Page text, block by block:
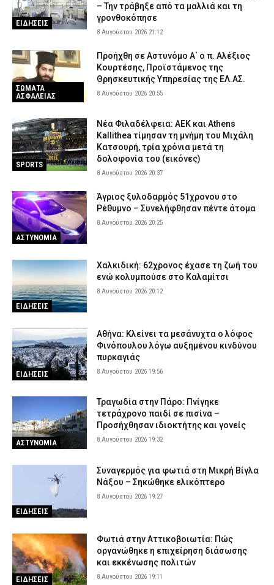
ΕΙΔΗΣΕΙΣ
– Την τράβηξε από τα μαλλιά και τη
γρονθοκόπησε
8 Αυγούστου 2026 21:12
ΣΩΜΑΤΑ
ΑΣΦΑΛΕΙΑΣ
Προήχθη σε Αστυνόμο Α΄ ο π. Αλέξιος
Κουρτέσης, Προϊστάμενος της
Θρησκευτικής Υπηρεσίας της ΕΛ.ΑΣ.
8 Αυγούστου 2026 20:55
SPORTS
Νέα Φιλαδέλφεια: ΑΕΚ και Athens
Kallithea τίμησαν τη μνήμη του Μιχάλη
Κατσουρή, τρία χρόνια μετά τη
δολοφονία του (εικόνες)
8 Αυγούστου 2026 20:37
ΑΣΤΥΝΟΜΙΑ
Άγριος ξυλοδαρμός 51χρονου στο
Ρέθυμνο – Συνελήφθησαν πέντε άτομα
8 Αυγούστου 2026 20:25
ΕΙΔΗΣΕΙΣ
Χαλκιδική: 62χρονος έχασε τη ζωή του
ενώ κολυμπούσε στο Καλαμίτσι
8 Αυγούστου 2026 20:12
ΕΙΔΗΣΕΙΣ
Αθήνα: Κλείνει τα μεσάνυχτα ο λόφος
Φινόπουλου λόγω αυξημένου κινδύνου
πυρκαγιάς
8 Αυγούστου 2026 19:56
ΑΣΤΥΝΟΜΙΑ
Τραγωδία στην Πάρο: Πνίγηκε
τετράχρονο παιδί σε πισίνα –
Προσήχθησαν ιδιοκτήτης και γονείς
8 Αυγούστου 2026 19:32
ΕΙΔΗΣΕΙΣ
Συναγερμός για φωτιά στη Μικρή Βίγλα
Νάξου – Σηκώθηκε ελικόπτερο
8 Αυγούστου 2026 19:27
ΕΙΔΗΣΕΙΣ
Φωτιά στην Αττικοβοιωτία: Πώς
οργανώθηκε η επιχείρηση διάσωσης
και εκκένωσης πολιτών
8 Αυγούστου 2026 19:11